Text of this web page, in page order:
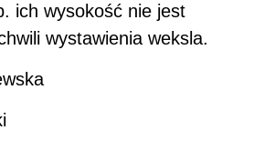
ich wysokość nie jest
wystawienia weksla.